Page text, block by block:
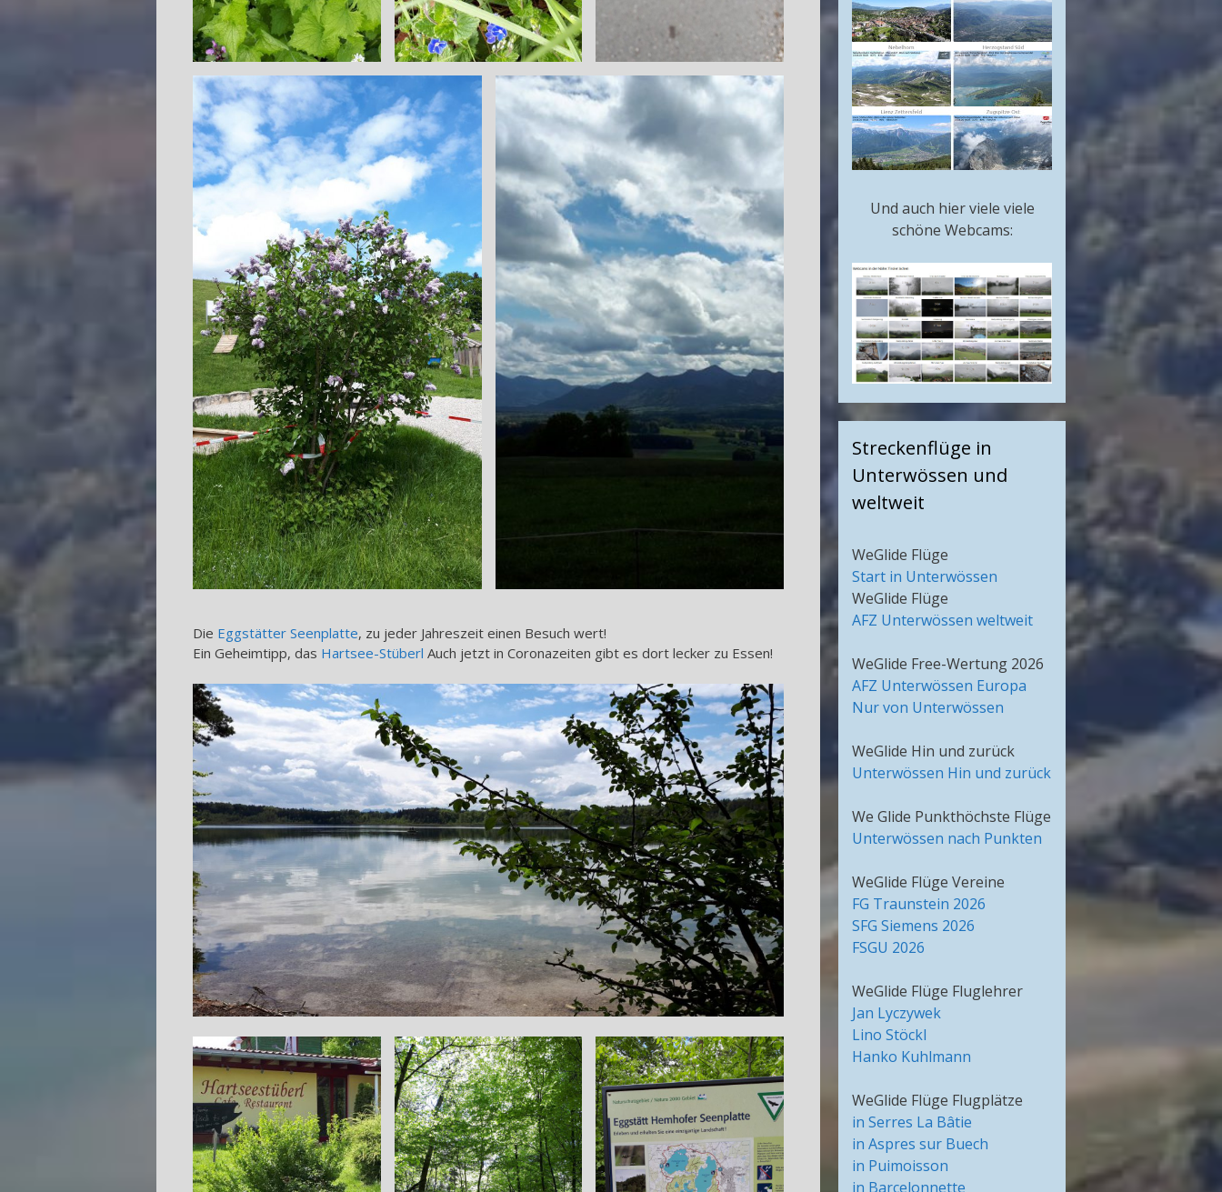
Die Eggstätter Seenplatte, zu jeder Jahreszeit einen Besuch wert!
Ein Geheimtipp, das Hartsee-Stüberl Auch jetzt in Coronazeiten gibt es dort lecker zu Essen!
Und auch hier viele viele
schöne Webcams:
Streckenflüge in
Unterwössen und
weltweit
WeGlide Flüge
Start in Unterwössen
WeGlide Flüge
AFZ Unterwössen weltweit
WeGlide Free-Wertung 2026
AFZ Unterwössen Europa
Nur von Unterwössen
WeGlide Hin und zurück
Unterwössen Hin und zurück
We Glide Punkthöchste Flüge
Unterwössen nach Punkten
WeGlide Flüge Vereine
FG Traunstein 2026
SFG Siemens 2026
FSGU 2026
WeGlide Flüge Fluglehrer
Jan Lyczywek
Lino Stöckl
Hanko Kuhlmann
WeGlide Flüge Flugplätze
in Serres La Bâtie
in Aspres sur Buech
in Puimoisson
in Barcelonnette